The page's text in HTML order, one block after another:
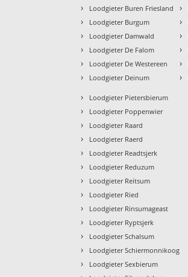
› Loodgieter Buren Friesland
› Loodgieter Burgum
› Loodgieter Damwald
› Loodgieter De Falom
› Loodgieter De Westereen
› Loodgieter Deinum
›
›
›
›
›
›
› Loodgieter Pietersbierum
› Loodgieter Poppenwier
› Loodgieter Raard
› Loodgieter Raerd
› Loodgieter Readtsjerk
› Loodgieter Reduzum
› Loodgieter Reitsum
› Loodgieter Ried
› Loodgieter Rinsumageast
› Loodgieter Ryptsjerk
› Loodgieter Schalsum
› Loodgieter Schiermonnikoog
› Loodgieter Sexbierum